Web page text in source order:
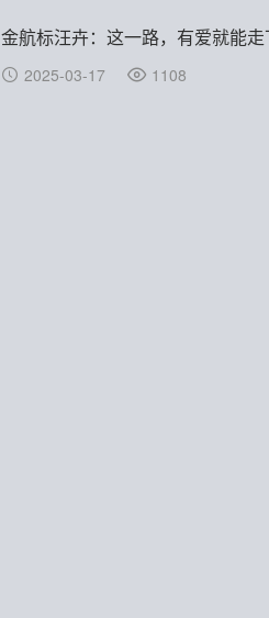
金航标汪卉：这一路，有爱就能
2025-03-17 1108